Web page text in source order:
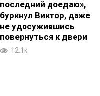
последний доедаю»,
буркнул Виктор, даже
не удосужившись
повернуться к двери
12.1к.